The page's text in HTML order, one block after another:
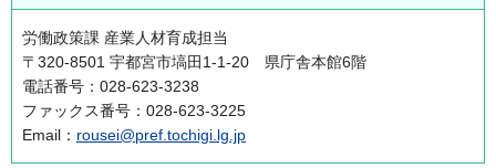
労働政策課 産業人材育成担当
〒320-8501 宇都宮市塙田1-1-20 県庁舎本館6階
電話番号：028-623-3238
ファックス番号：028-623-3225
Email： rousei@pref.tochigi.lg.jp